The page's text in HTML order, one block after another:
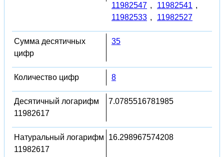
11982547 , 11982541 ,
11982533 , 11982527
Сумма десятичных
цифр
35
Количество цифр 8
Десятичный логарифм
11982617
7.0785516781985
Натуральный логарифм
11982617
16.298967574208